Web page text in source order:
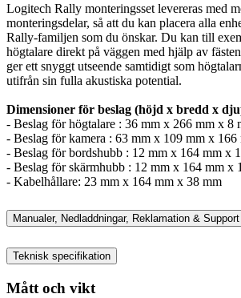
Logitech Rally monteringsset levereras med
monteringsdelar, så att du kan placera alla
Rally-familjen som du önskar. Du kan till
högtalare direkt på väggen med hjälp av
ger ett snyggt utseende samtidigt som
utifrån sin fulla akustiska potential.
Dimensioner för beslag (höjd x bredd x
- Beslag för högtalare : 36 mm x 266 mm x 8
- Beslag för kamera : 63 mm x 109 mm x 166
- Beslag för bordshubb : 12 mm x 164 mm x
- Beslag för skärmhubb : 12 mm x 164 mm x
- Kabelhållare: 23 mm x 164 mm x 38 mm
Manualer, Nedladdningar, Reklamation & Support
Teknisk specifikation
Mått och vikt